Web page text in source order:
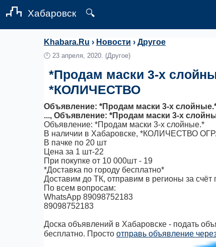
Хабаровск 🔍
Khabara.Ru › Новости › Другое
🕛 23 апреля, 2020. (Другое)
*Продам маски 3-х
*КОЛИЧЕСТВО
Объявление: *Продам маски 3-х
..., Объявление: *Продам маски 3-х
Объявление: *Продам маски 3-х слойные.*
В наличии в Хабаровске, *КОЛИЧЕСТВО
В пачке по 20 шт
Цена за 1 шт-22
При покупке от 10 000шт - 19
*Доставка по городу бесплатно*
Доставим до ТК, отправим в регионы за счёт
По всем вопросам:
WhatsApp 89098752183
89098752183
Доска объявлений в Хабаровске - подать
бесплатно. Просто отправь объявление